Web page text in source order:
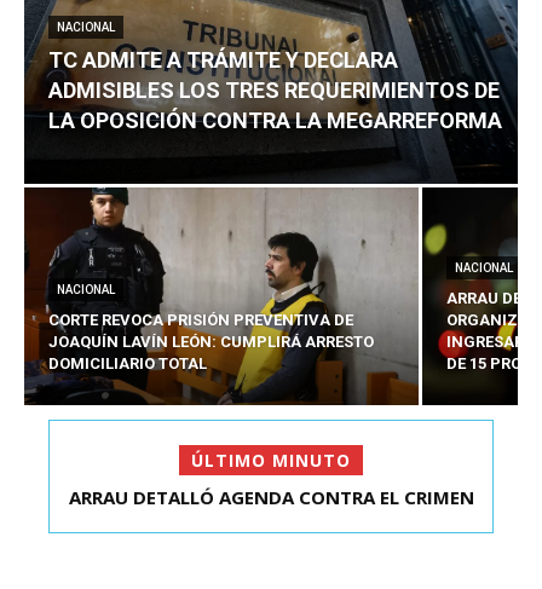
NACIONAL
TC ADMITE A TRÁMITE Y DECLARA
ADMISIBLES LOS TRES REQUERIMIENTOS DE
LA OPOSICIÓN CONTRA LA MEGARREFORMA
NACIONAL
CORTE REVOCA PRISIÓN PREVENTIVA DE
JOAQUÍN LAVÍN LEÓN: CUMPLIRÁ ARRESTO
DOMICILIARIO TOTAL
NACIONAL
ARRAU
INGRESARÁ
DE 15
ÚLTIMO MINUTO
TC ADMITE A TRÁMITE Y DECLARA ADMISIBLES
ARRAU DETALLÓ AGENDA CONTRA EL CRIMEN